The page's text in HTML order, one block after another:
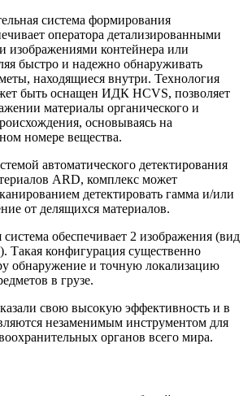
система формирования
оператора детализированными
изображениями контейнера или
быстро и надежно обнаруживать
находящиеся внутри. Технология
быть оснащен ИДК HCVS, позволяет
материалы органического и
основываясь на
номере вещества.
автоматического детектирования
ARD, комплекс может
детектировать гамма и/или
от делящихся материалов.
обеспечивает 2 изображения (вид
Такая конфигурация существенно
обнаружение и точную локализацию
в грузе.
свою высокую эффективность и в
незаменимым инструментом для
органов всего мира.